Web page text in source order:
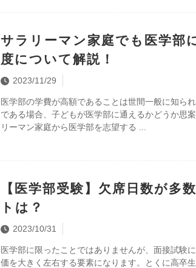
サラリーマン家庭でも医学部
度について解説！
2023/11/29
医学部の学費が高額であることは世間一般に知ら
である場合、子どもが医学部に通えるかどうか思
リーマン家庭から医学部を志望する
【医学部受験】欠席日数が多
トは？
2023/10/31
医学部に限ったことではありませんが、面接試験
価を大きく左右する要素になります。とくに高卒